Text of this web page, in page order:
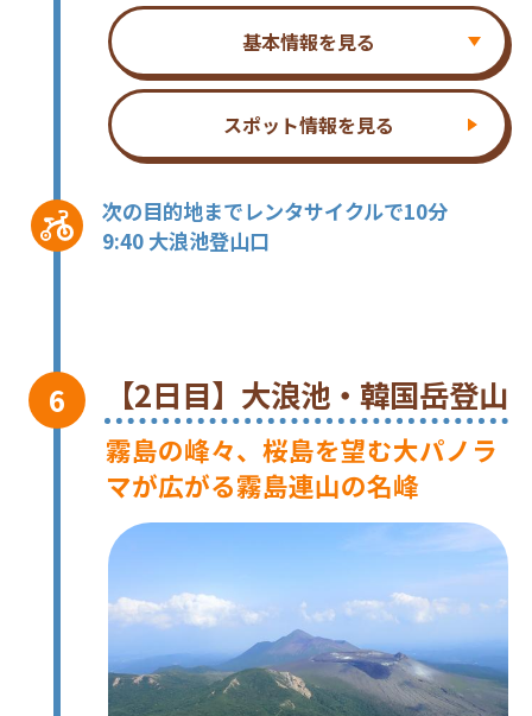
基本情報を見る
スポット情報を見る
次の目的地までレンタサイクルで10分
9:40 大浪池登山口
【2日目】大浪池・韓国岳登山
霧島の峰々、桜島を望む大パノラ
マが広がる霧島連山の名峰